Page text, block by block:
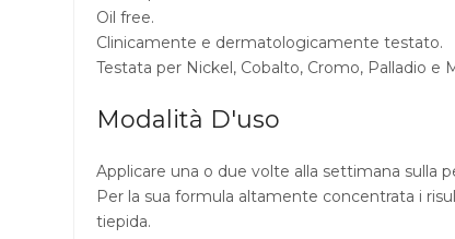
Oil free.
Clinicamente e dermatologicamente testato.
Testata per Nickel, Cobalto, Cromo, Palladio e
Modalità D'uso
Applicare una o due volte alla settimana sulla
Per la sua formula altamente concentrata i
tiepida.